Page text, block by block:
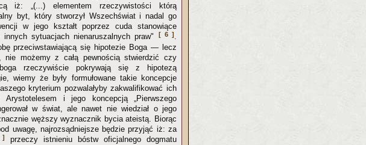
iż: „(...) elementem rzeczywistości którą
byt, który stworzył Wszechświat i nadal go
w jego kształt poprzez cuda stanowiące
sytuacjach nienaruszalnych praw"
[ 6 ]
przeciwstawiającą się hipotezie Boga — lecz
możemy z całą pewnością stwierdzić czy
rzeczywiście pokrywają się z hipotezą
wiemy że były formułowane takie koncepcje
kryterium pozwalałyby zakwalifikować ich
i jego koncepcją „Pierwszego
w świat, ale nawet nie wiedział o jego
węższy wyznacznik bycia ateistą. Biorąc
uwagę, najrozsądniejsze będzie przyjąć iż: za
]
przeczy istnieniu bóstw oficjalnego dogmatu